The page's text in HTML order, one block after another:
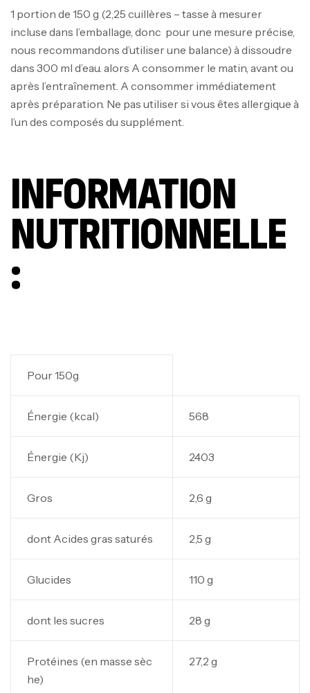
1 portion de 150 g (2,25 cuillères – tasse à mesurer
incluse dans l’emballage, donc pour une mesure précise,
nous recommandons d’utiliser une balance) à dissoudre
dans 300 ml d’eau. alors A consommer le matin, avant ou
après l’entraînement. A consommer immédiatement
après préparation. Ne pas utiliser si vous êtes allergique à
l’un des composés du supplément.
INFORMATION
NUTRITIONNELLE
:
Pour 150g
Énergie (kcal) 568
Énergie (Kj) 2403
Gros 2,6 g
dont Acides gras saturés 2,5 g
Glucides 110 g
dont les sucres 28 g
Protéines (en masse sèc
he)
27,2 g